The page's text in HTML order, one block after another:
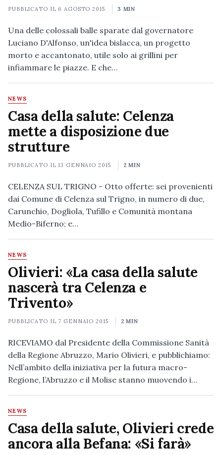
PUBBLICATO IL 6 AGOSTO 2015 3 MIN
Una delle colossali balle sparate dal governatore
Luciano D'Alfonso, un'idea bislacca, un progetto
morto e accantonato, utile solo ai grillini per
infiammare le piazze. E che…
NEWS
Casa della salute: Celenza
mette a disposizione due
strutture
PUBBLICATO IL13 GENNAIO 2015 2 MIN
CELENZA SUL TRIGNO - Otto offerte: sei provenienti
dai Comune di Celenza sul Trigno, in numero di due,
Carunchio, Dogliola, Tufillo e Comunità montana
Medio-Biferno; e…
NEWS
Olivieri: «La casa della salute
nascerà tra Celenza e
Trivento»
PUBBLICATO IL 7 GENNAIO 2015 2 MIN
RICEVIAMO dal Presidente della Commissione Sanità
della Regione Abruzzo, Mario Olivieri, e pubblichiamo:
Nell’ambito della iniziativa per la futura macro-
Regione, l’Abruzzo e il Molise stanno muovendo i…
NEWS
Casa della salute, Olivieri crede
ancora alla Befana: «Si farà»